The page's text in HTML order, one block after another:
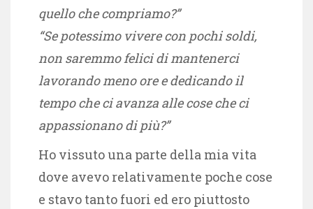
quello che compriamo?”
“Se potessimo vivere con pochi soldi,
non saremmo felici di mantenerci
lavorando meno ore e dedicando il
tempo che ci avanza alle cose che ci
appassionano di più?”
Ho vissuto una parte della mia vita
dove avevo relativamente poche cose
e stavo tanto fuori ed ero piuttosto